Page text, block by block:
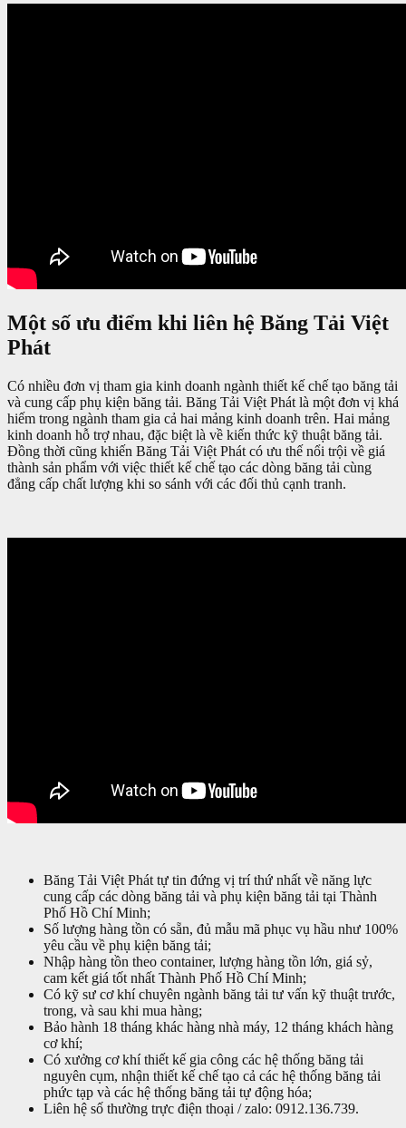
Một số ưu điểm khi liên hệ Băng Tải Việt
Phát
Có nhiều đơn vị tham gia kinh doanh ngành thiết kế chế tạo băng tải
và cung cấp phụ kiện băng tải. Băng Tải Việt Phát là một đơn vị khá
hiếm trong ngành tham gia cả hai mảng kinh doanh trên. Hai mảng
kinh doanh hỗ trợ nhau, đặc biệt là về kiến thức kỹ thuật băng tải.
Đồng thời cũng khiến Băng Tải Việt Phát có ưu thế nổi trội về giá
thành sản phẩm với việc thiết kế chế tạo các dòng băng tải cùng
đẳng cấp chất lượng khi so sánh với các đối thủ cạnh tranh.
Băng Tải Việt Phát tự tin đứng vị trí thứ nhất về năng lực
cung cấp các dòng băng tải và phụ kiện băng tải tại Thành
Phố Hồ Chí Minh;
Số lượng hàng tồn có sẵn, đủ mẫu mã phục vụ hầu như 100%
yêu cầu về phụ kiện băng tải;
Nhập hàng tồn theo container, lượng hàng tồn lớn, giá sỷ,
cam kết giá tốt nhất Thành Phố Hồ Chí Minh;
Có kỹ sư cơ khí chuyên ngành băng tải tư vấn kỹ thuật trước,
trong, và sau khi mua hàng;
Bảo hành 18 tháng khác hàng nhà máy, 12 tháng khách hàng
cơ khí;
Có xưởng cơ khí thiết kế gia công các hệ thống băng tải
nguyên cụm, nhận thiết kế chế tạo cả các hệ thống băng tải
phức tạp và các hệ thống băng tải tự động hóa;
Liên hệ số thường trực điện thoại / zalo: 0912.136.739.